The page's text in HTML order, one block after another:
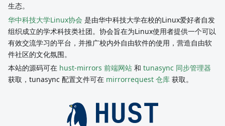
生态。
华中科技大学Linux协会 是由华中科技大学在校的Linux爱好者自发
组织成立的学术科技类社团。协会旨在为Linux使用者提供一个可以
有效交流学习的平台，并推广校内外自由软件的使用，营造自由软
件社区的文化氛围。
本站的源码可在 hust-mirrors 前端网站 和 tunasync 同步管理器
获取，tunasync 配置文件可在 mirrorrequest 仓库 获取。